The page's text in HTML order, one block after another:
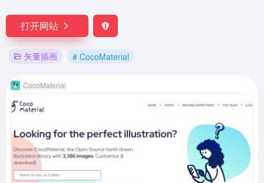
打开网站
矢量插画 # CocoMaterial
CocoMaterial